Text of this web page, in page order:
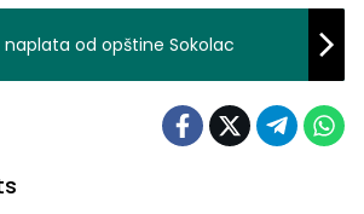
naplata od opštine Sokolac